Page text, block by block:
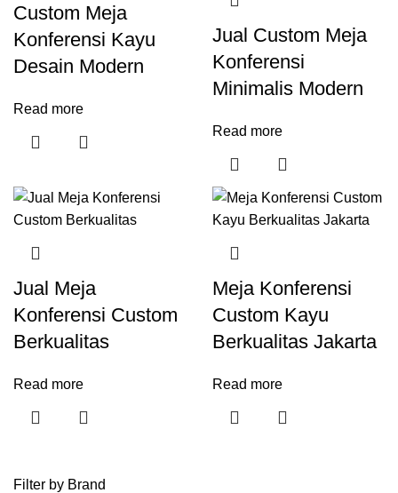
Filter by Brand
Custom Meja
Konferensi Kayu
Desain Modern
Read more
Jual Custom Meja
Konferensi
Minimalis Modern
Read more
Jual Meja
Konferensi Custom
Berkualitas
Read more
Meja Konferensi
Custom Kayu
Berkualitas Jakarta
Read more